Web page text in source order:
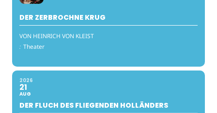
DER ZERBROCHNE KRUG
VON HEINRICH VON KLEIST
: Theater
2026
21
AUG
DER FLUCH DES FLIEGENDEN HOLLÄNDERS